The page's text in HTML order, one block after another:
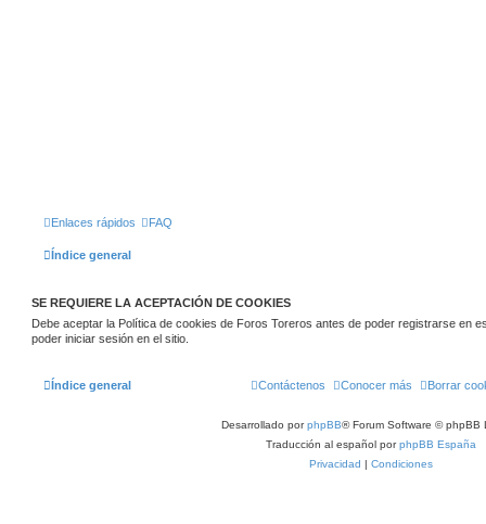
Enlaces rápidos FAQ
Índice general
SE REQUIERE LA ACEPTACIÓN DE COOKIES
Debe aceptar la Política de cookies de Foros Toreros antes de poder registrarse en
poder iniciar sesión en el sitio.
Índice general Borrar
Conocer más
Contáctenos
Desarrollado porphpBB® Forum Software © phpBB
Traducción al español porphpBB España
Privacidad | Condiciones